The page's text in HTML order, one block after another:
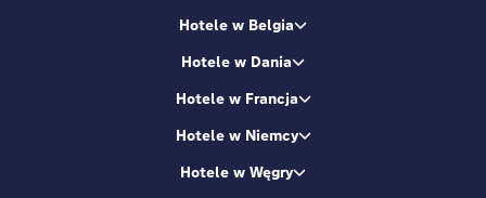
Hotele w Belgia
Hotele w Dania
Hotele w Francja
Hotele w Niemcy
Hotele w Węgry